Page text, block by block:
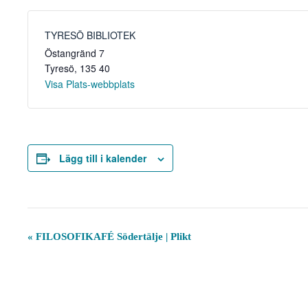
TYRESÖ BIBLIOTEK
Östangränd 7
Tyresö, 135 40
Visa Plats-webbplats
Lägg till i kalender
E
« FILOSOFIKAFÉ Södertälje | Plikt